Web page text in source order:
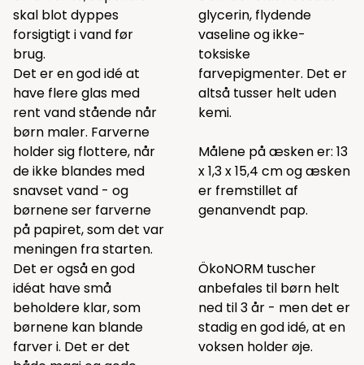
skal blot dyppes
forsigtigt i vand før
brug.
Det er en god idé at
have flere glas med
rent vand stående når
børn maler. Farverne
holder sig flottere, når
de ikke blandes med
snavset vand - og
børnene ser farverne
på papiret, som det var
meningen fra starten.
Det er også en god
idéat have små
beholdere klar, som
børnene kan blande
farver i. Det er det
glycerin, flydende
vaseline og ikke-
toksiske
farvepigmenter. Det er
altså tusser helt uden
kemi.
Målene på æsken er: 13
x 1,3 x 15,4 cm og æsken
er fremstillet af
genanvendt pap.
ÖkoNORM tuscher
anbefales til børn helt
ned til 3 år - men det er
stadig en god idé, at en
voksen holder øje.